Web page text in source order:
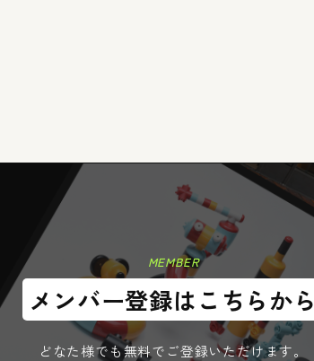
MEMBER
メンバー登録はこちらから
どなた様でも無料でご登録いただけます。